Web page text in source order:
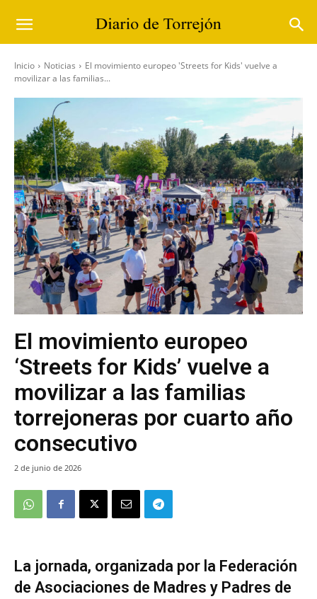
Inicio Noticias
El movimiento europeo 'Streets for Kids' vuelve a
movilizar a las familias...
El movimiento europeo
‘Streets for Kids’ vuelve a
movilizar a las familias
torrejoneras por cuarto año
consecutivo
2 de junio de 2026
La jornada, organizada por la Federación
de Asociaciones de Madres y Padres de